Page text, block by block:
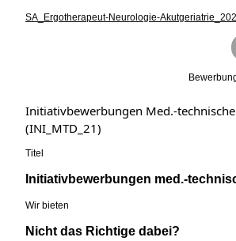
SA_Ergotherapeut-Neurologie-
Initiativbewerbungen Med.-
(INI_MTD_21)
Titel
Initiativbewerbungen med.-
Wir bieten
Nicht das Richtige dabei?